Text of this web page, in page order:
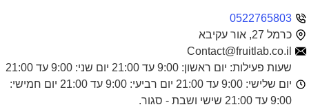
0522765803
כרמל 27, אור עקיבא
Contact@fruitlab.co.il
שעות פעילות: יום ראשון: 9:00 עד 21:00 יום שני: 9:00 עד 21:00
יום שלישי: 9:00 עד 21:00 יום רביעי: 9:00 עד 21:00 יום חמישי:
9:00 עד 21:00 שישי ושבת - סגור.